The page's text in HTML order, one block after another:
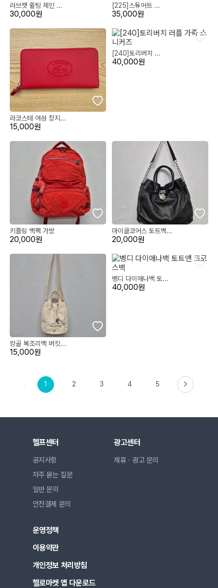
러브캣 퀼팅 체인 ...
30,000원
[225]스튜어트 ...
35,000원
라코스테 여성 장지...
15,000원
[240]토리버치 ...
40,000원
키플링 백팩 가방
20,000원
마이클코어스 토트백...
20,000원
캉골 복조리백 버킷...
15,000원
벵디 다이애나백 토...
40,000원
1 2 3 4 5
헬프센터
공지사항
자주 묻는 질문
일반 문의
안전결제 문의
광고센터
제휴ㆍ광고 문의
운영정책
이용약관
개인정보 처리방침
헬로마켓 앱 다운로드